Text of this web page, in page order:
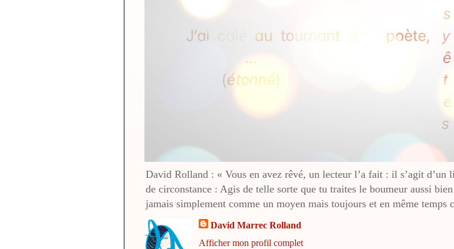
David Rolland : « Vous en avez rêvé, un lecteur l’a fait : il s’agit
de circonstance : Agis de telle sorte que tu traites le boumeur aussi
jamais simplement comme un moyen mais toujours et en même
David Marrec Rolland
Afficher mon profil complet